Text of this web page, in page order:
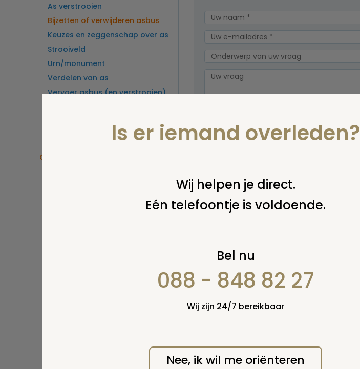
As verstrooien
Bijzetten of verwijderen asbus
Keuzes en zeggenschap over as
Strooiveld
Urn/monument
Verdelen van as
Vervoer asbus (en verstrooien)
Overige
Is er iemand overleden?
Wij helpen je direct.
Eén telefoontje is voldoende.
Bel nu
088 - 848 82 27
Wij zijn 24/7 bereikbaar
Nee, ik wil me oriënteren